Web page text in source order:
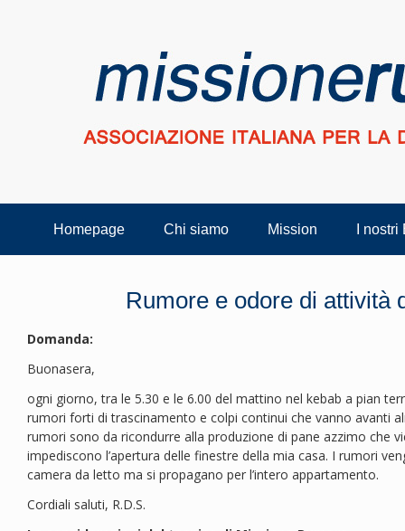
Homepage Chi siamo Mission I
Rumore e odore di attività
Domanda:
Buonasera,
ogni giorno, tra le 5.30 e le 6.00 del mattino nel kebab a pian
rumori forti di trascinamento e colpi continui che vanno avanti
rumori sono da ricondurre alla produzione di pane azzimo che
impediscono l’apertura delle finestre della mia casa. I rumori
camera da letto ma si propagano per l’intero appartamento.
Cordiali saluti, R.D.S.